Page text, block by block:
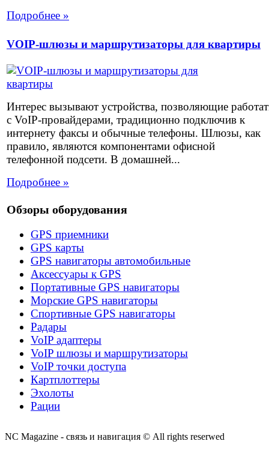
Подробнее »
VOIP-шлюзы и маршрутизаторы для квартиры
Интерес вызывают устройства, позволяющие
с VoIP-провайдерами, традиционно подключив к
интернету факсы и обычные телефоны. Шлюзы, как
правило, являются компонентами офисной
телефонной подсети. В домашней...
Подробнее »
Обзоры оборудования
GPS приемники
GPS карты
GPS навигаторы автомобильные
Аксессуары к GPS
Портативные GPS навигаторы
Морские GPS навигаторы
Спортивные GPS навигаторы
Радары
VoIP адаптеры
VoIP шлюзы и маршрутизаторы
VoIP точки доступа
Картплоттеры
Эхолоты
Рации
NC Magazine - связь и навигация © All rights reserwed